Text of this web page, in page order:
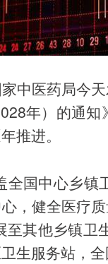
中医药局今
年）的通
推进。
全国中心乡镇
，健全医疗
至其他乡镇卫
生服务站，